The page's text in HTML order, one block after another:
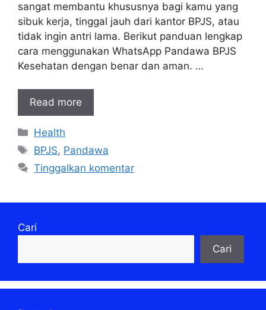
sangat membantu khususnya bagi kamu yang
sibuk kerja, tinggal jauh dari kantor BPJS, atau
tidak ingin antri lama. Berikut panduan lengkap
cara menggunakan WhatsApp Pandawa BPJS
Kesehatan dengan benar dan aman. …
Read more
Kategori
Health
Tag
BPJS, Pandawa
Tinggalkan komentar
Cari
Cari